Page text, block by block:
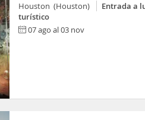
Houston (Houston)
Entrada a
turístico
07 ago al 03 nov